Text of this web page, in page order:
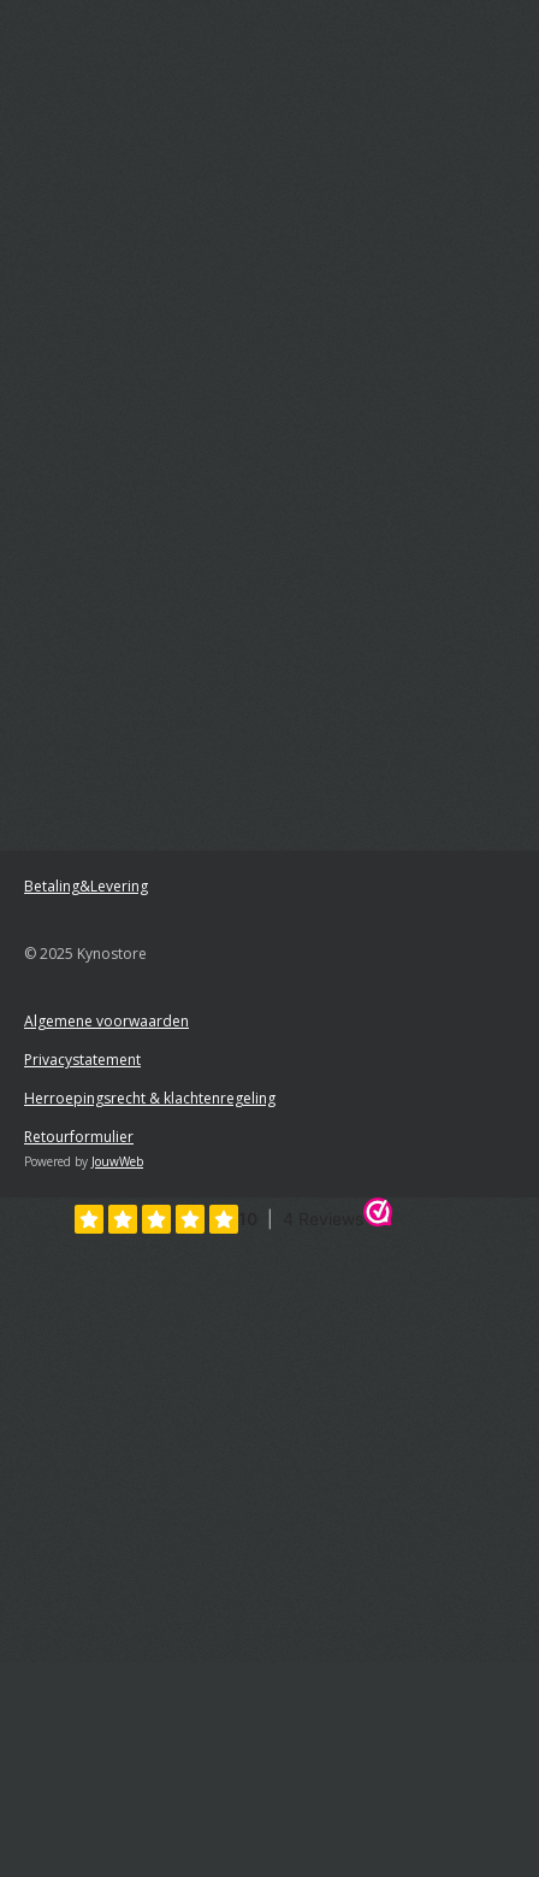
Betaling&Levering
© 2025 Kynostore
Algemene voorwaarden
Privacystatement
Herroepingsrecht & klachtenregeling
Retourformulier
Powered by JouwWeb